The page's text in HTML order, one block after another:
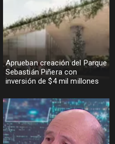
Aprueban creación del Parque
Sebastián Piñera con
inversión de $4 mil millones